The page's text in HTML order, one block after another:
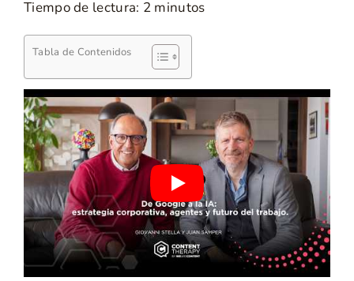
Tiempo de lectura: 2 minutos
Tabla de Contenidos